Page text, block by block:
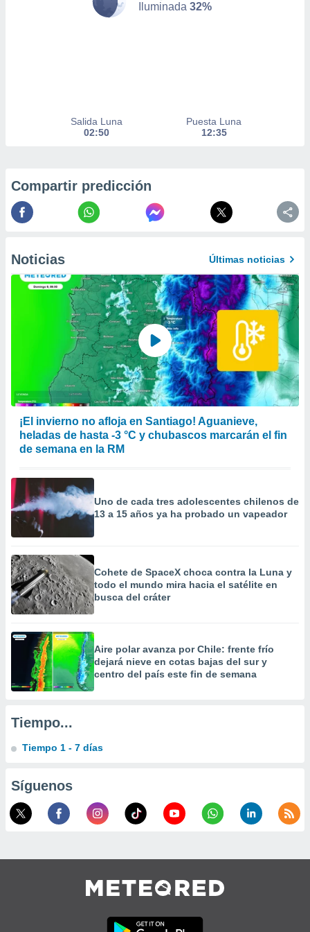
un
o acceder
perfiles
utilizar
contenido
de la
el
de
o a través
de
de
uso de
con el
e
mediante
publicidad
1199
Iluminada 32%
Salida Luna
02:50
Puesta Luna
12:35
Compartir predicción
Noticias Últimas noticias
¡El invierno no afloja en Santiago! Aguanieve,
heladas de hasta -3 °C y chubascos marcarán el fin
de semana en la RM
Uno de cada tres adolescentes chilenos de
13 a 15 años ya ha probado un vapeador
Cohete de SpaceX choca contra la Luna y
todo el mundo mira hacia el satélite en
busca del cráter
Aire polar avanza por Chile: frente frío
dejará nieve en cotas bajas del sur y
centro del país este fin de semana
Tiempo...
Tiempo 1 - 7 días
Síguenos